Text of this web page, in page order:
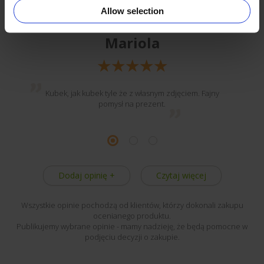
Allow selection
Mariola
Kubek, jak kubek tyle że z własnym zdjęciem. Fajny
pomysł na prezent.
Dodaj opinię + Czytaj więcej
Wszystkie opinie pochodzą od klientów, którzy dokonali zakupu
ocenianego produktu.
Publikujemy wybrane opinie - mamy nadzieję, że będą pomocne w
podjęciu decyzji o zakupie.